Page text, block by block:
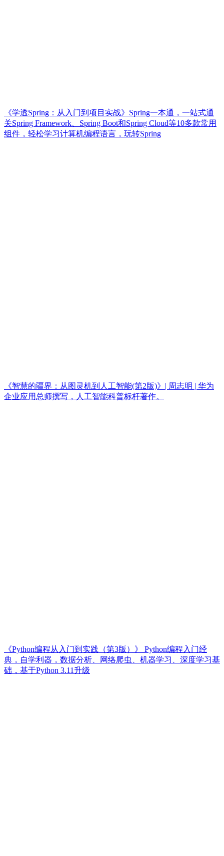
《学透Spring：从入门到项目实战》Spring一本通，一站式通
关Spring Framework、Spring Boot和Spring Cloud等10多款常用
组件，轻松学习计算机编程语言，玩转Spring
《智慧的疆界：从图灵机到人工智能(第2版)》| 周志明 | 华为
企业应用总师撰写，人工智能科普标杆著作。
《Python编程从入门到实践（第3版）》 Python编程入门经
典，自学利器，数据分析、网络爬虫、机器学习、深度学习基
础，基于Python 3.11升级